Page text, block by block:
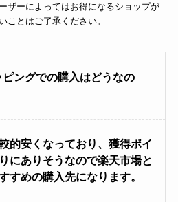
ザーによってはお得になるショップが
ことはご了承ください。
ングでの購入はどうなの
的安くなっており、獲得ポイ
にありそうなので楽天市場と
すめの購入先になります。